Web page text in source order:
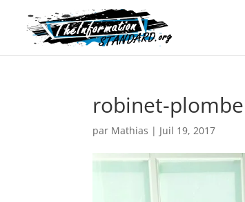
robinet-
par Mathias | Juil 19, 2017